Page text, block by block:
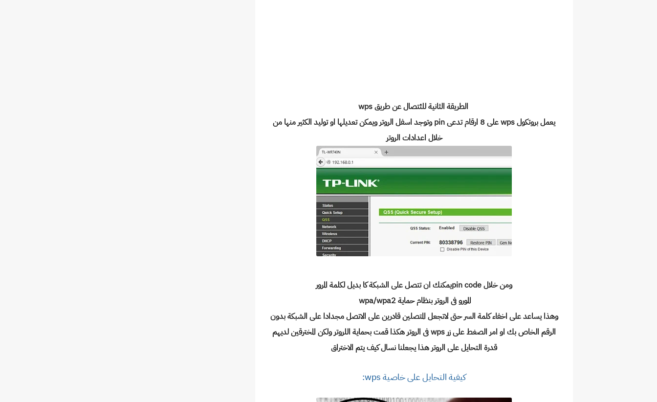
الطريقة الثانية للئتصال عن طريق wps
يعمل بروتكول wps على 8 ارقام تدعى pin وتوجد اسفل الروتر ويمكن تعديلها او توليد الكثير منها من
خلال اعدادات الروتر
ومن خلال pin codeيمكنك ان تتصل على الشبكة كا بديل لكلمة المرور
المورو فى الروتر بنظام حماية wpa/wpa2
وهذا يساعد على اخفاء كلمة السر حتى لاتجعل المتصلين قادرين على الاتصل مجدادا على الشبكة بدون
الرقم الخاص بك او امر الصغط على زر wps فى الروتر هكذا قمت بحماية اللروتر ولكن المخترقين لديهم
قدرة التحايل على الروتر هذا يجعلنا نسال كيف يتم الاختراق
كيفية التحايل على خاصية wps: